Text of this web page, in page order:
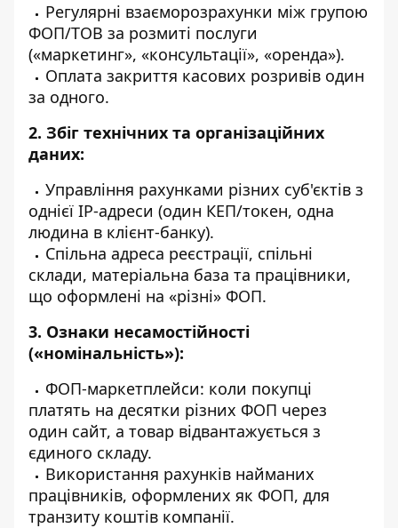
Регулярні взаєморозрахунки між групою
ФОП/ТОВ за розмиті послуги
(«маркетинг», «консультації», «оренда»).
Оплата закриття касових розривів один
за одного.
2. Збіг технічних та організаційних
даних:
Управління рахунками різних суб'єктів з
однієї IP-адреси (один КЕП/токен, одна
людина в клієнт-банку).
Спільна адреса реєстрації, спільні
склади, матеріальна база та працівники,
що оформлені на «різні» ФОП.
3. Ознаки несамостійності
(«номінальність»):
ФОП-маркетплейси: коли покупці
платять на десятки різних ФОП через
один сайт, а товар відвантажується з
єдиного складу.
Використання рахунків найманих
працівників, оформлених як ФОП, для
транзиту коштів компанії.